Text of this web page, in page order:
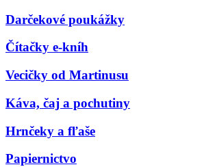
Darčekové poukážky
Čítačky e-kníh
Vecičky od Martinusu
Káva, čaj a pochutiny
Hrnčeky a fľaše
Papiernictvo